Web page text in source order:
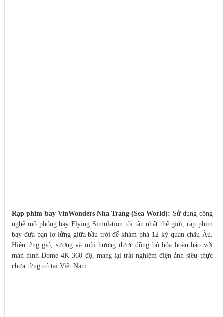
Rạp phim bay VinWonders Nha Trang (Sea World): Sử dụng công
nghệ mô phỏng bay Flying Simulation tối tân nhất thế giới, rạp phim
bay đưa bạn lơ lửng giữa bầu trời để khám phá 12 kỳ quan châu Âu.
Hiệu ứng gió, sương và mùi hương được đồng bộ hóa hoàn hảo với
màn hình Dome 4K 360 độ, mang lại trải nghiệm điện ảnh siêu thực
chưa từng có tại Việt Nam.